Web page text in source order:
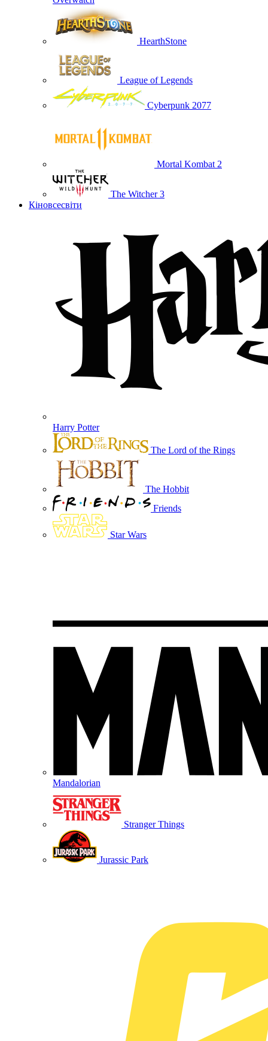
HearthStone
League of Legends
Cyberpunk 2077
Mortal Kombat 2
The Witcher 3
Кіновсесвіти
Harry Potter
The Lord of the Rings
The Hobbit
Friends
Star Wars
Mandalorian
Stranger Things
Jurassic Park